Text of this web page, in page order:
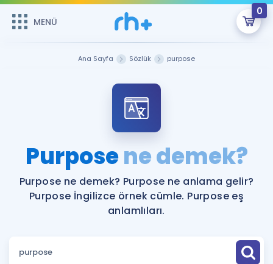
MENÜ
0
ÜYE DEĞİLİM
Sepetin Şu An Boş.
Remzi Hoca ile seni sınava hazırlayacak onlarca eğitim seni
bekliyor!
MENÜ
Katılımcı Görüşleri
Faydalı Araçlar
Sözlük
Hakkımızda
Ana Sayfa Sözlük purpose
Purposene demek?
Purpose ne demek? Purpose ne anlama gelir?
Purpose İngilizce örnek cümle. Purpose eş
anlamlıları.